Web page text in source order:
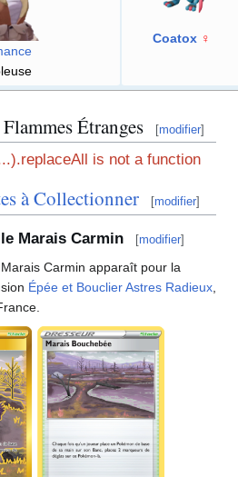
Coatox ♀
Étranges [modifier]
is not a function
à Collectionner [modifier]
Marais Carmin [modifier]
Carmin apparaît pour la
Épée et Bouclier Astres Radieux,